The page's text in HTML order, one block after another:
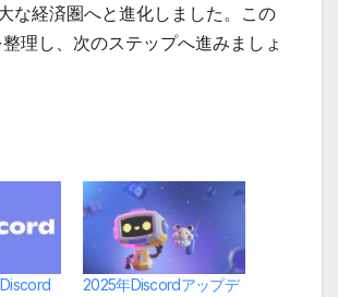
な経済圏へと進化しました。この
理し、次のステップへ進みましょ
2025年Discordアップデ